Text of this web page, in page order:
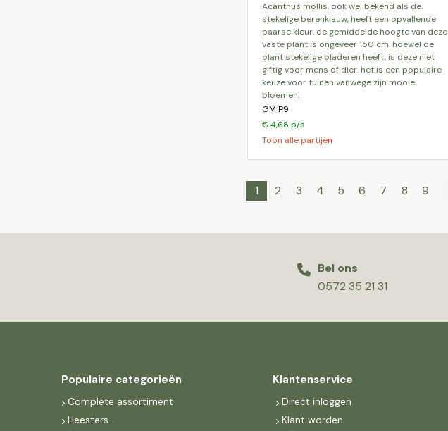
acanthus mollis, ook wel bekend als de
stekelige berenklauw, heeft een opvallende
paarse kleur. de gemiddelde hoogte van deze
vaste plant is ongeveer 150 cm. hoewel de
plant stekelige bladeren heeft, is deze niet
giftig voor mens of dier. het is een populaire
keuze voor tuinen vanwege zijn mooie
bloemen.
GM P9
€ 4,68 p/s
Toon alle partijen
1 2 3 4 5 6 7 8 9
Bel ons
0572 35 21 31
Populaire categorieën
Complete assortiment
Heesters
Klantenservice
Direct inloggen
Klant worden